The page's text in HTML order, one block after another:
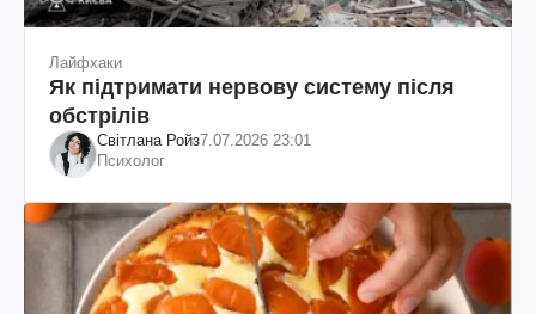
Лайфхаки
Як підтримати нервову систему після
обстрілів
Світлана Ройз7.07.2026 23:01
Психолог